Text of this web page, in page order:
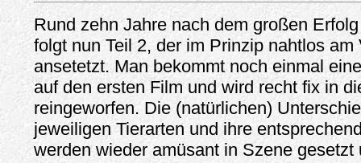
Rund zehn Jahre nach dem großen Erfolg
folgt nun Teil 2, der im Prinzip nahtlos am
ansetetzt. Man bekommt noch einmal
auf den ersten Film und wird recht fix in
reingeworfen. Die (natürlichen)
jeweiligen Tierarten und ihre
werden wieder amüsant in Szene gesetzt